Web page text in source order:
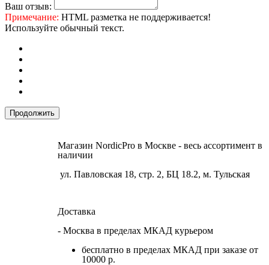
Ваш отзыв:
Примечание: HTML разметка не поддерживается!
Используйте обычный текст.
Продолжить
Магазин NordicPro в Москве - весь ассортимент в
наличии
ул. Павловская 18, стр. 2, БЦ 18.2, м. Тульская
Доставка
- Москва в пределах МКАД курьером
бесплатно в пределах МКАД при заказе от
10000 р.